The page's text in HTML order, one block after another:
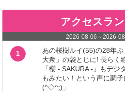
アクセスラ
2026-08-06 ～2026-
1
あの桜樹ルイ(55)の28年
大衆」の袋とじに! 長らく
「櫻 - SAKURA -」もデ
もみたい！という声に調
(^◇^;)」